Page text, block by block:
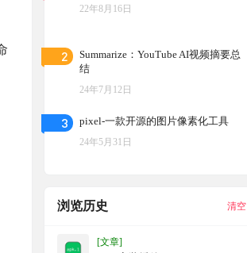
22年8月16日
2
Summarize：YouTube AI视频摘要总
结
24年7月12日
3 pixel-一款开源的图片像素化工具
24年5月31日
浏览历史 清空
[文章]